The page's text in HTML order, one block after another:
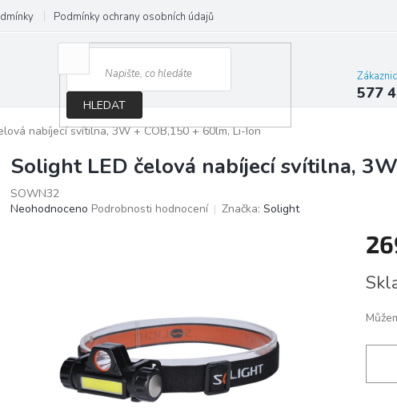
Podmínky ochrany osobních údajů
HLEDAT
577
nabíjecí svítilna, 3W + COB,150 + 60lm, Li-Ion
Solight LED čelová nabíjecí svítilna,
SOWN32
Průměrné
Neohodnoceno Podrobnosti hodnocení Značka: Solight
cena: